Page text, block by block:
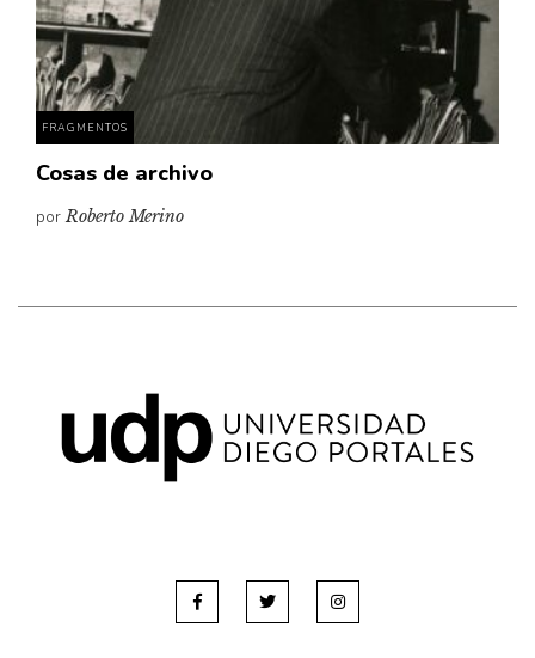
FRAGMENTOS
Cosas de archivo
porRoberto Merino